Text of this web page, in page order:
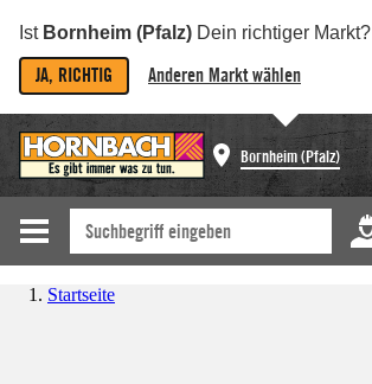
Ist Bornheim (Pfalz) Dein richtiger Markt?
JA, RICHTIG Anderen Markt wählen
Bornheim (Pfalz)
Startseite